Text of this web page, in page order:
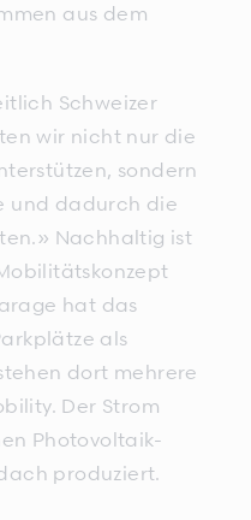
aus dem
Schweizer
wir nicht nur die
sondern
und dadurch die
Nachhaltig ist
hat das
als
dort mehrere
Der Strom
Photovoltaik-
produziert.